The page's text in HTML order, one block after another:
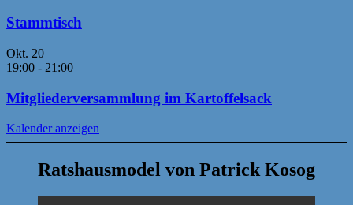
Stammtisch
Okt. 20
19:00 - 21:00
Mitgliederversammlung im Kartoffelsack
Kalender anzeigen
Ratshausmodel von Patrick Kosog